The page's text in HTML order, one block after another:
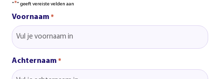
"*" geeft vereiste velden aan
Voornaam *
Achternaam *